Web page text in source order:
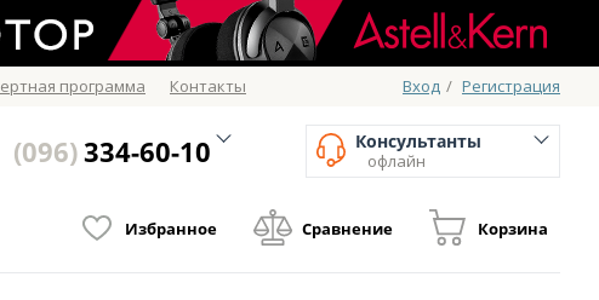
программа Контакты Вход / Регистрация
(096)334-60-10 Консультанты
офлайн
Избранное Сравнение Корзина